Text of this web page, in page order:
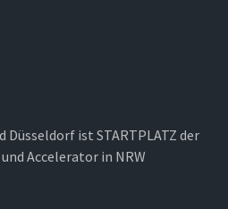
ist STARTPLATZ der
Accelerator in NRW